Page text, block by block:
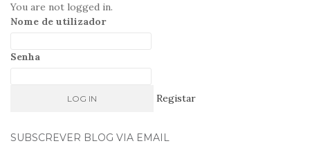
You are not logged in.
Nome de utilizador
Senha
Registar
SUBSCREVER BLOG VIA EMAIL